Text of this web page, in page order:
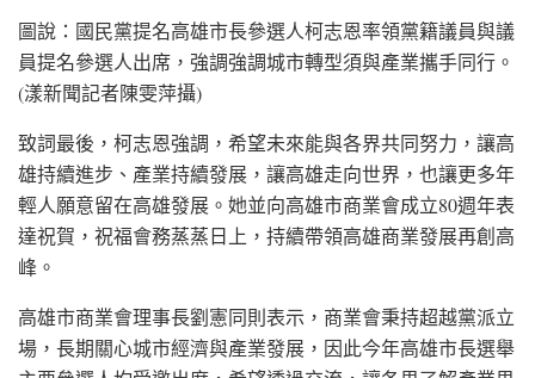
圖說：國民黨提名高雄市長參選人柯志恩率領黨籍議員與議
員提名參選人出席，強調強調城市轉型須與產業攜手同行。
(漾新聞記者陳雯萍攝)
致詞最後，柯志恩強調，希望未來能與各界共同努力，讓高
雄持續進步、產業持續發展，讓高雄走向世界，也讓更多年
輕人願意留在高雄發展。她並向高雄市商業會成立80週年表
達祝賀，祝福會務蒸蒸日上，持續帶領高雄商業發展再創高
峰。
高雄市商業會理事長劉憲同則表示，商業會秉持超越黨派立
場，長期關心城市經濟與產業發展，因此今年高雄市長選舉